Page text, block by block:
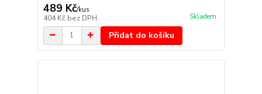
489 Kč/kus
404 Kč bez DPH Skladem
Přidat do košíku